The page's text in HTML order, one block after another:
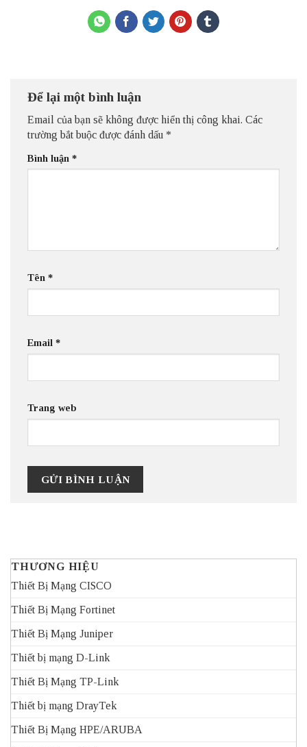
Để lại một bình luận
Email của bạn sẽ không được hiển thị công khai. Các
trường bắt buộc được đánh dấu *
Bình luận *
Tên *
Email *
Trang web
THƯƠNG HIỆU
Thiết Bị Mạng CISCO
Thiết Bị Mạng Fortinet
Thiết Bị Mạng Juniper
Thiết bị mạng D-Link
Thiết Bị Mạng TP-Link
Thiết bị mạng DrayTek
Thiết Bị Mạng HPE/ARUBA